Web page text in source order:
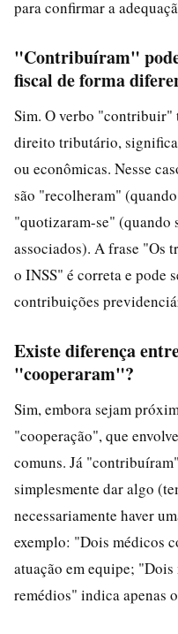
para confirmar a
"Contribuíram"
fiscal de forma
Sim. O verbo "contribuir"
direito tributário,
ou econômicas. Nesse
são "recolheram"
"quotizaram-se" (quando
associados). A frase "Os
o INSS" é correta e pode
contribuições
Existe diferença
"cooperaram"?
Sim, embora sejam
"cooperação", que
comuns. Já
simplesmente dar algo
necessariamente haver
exemplo: "Dois médicos
atuação em equipe;
remédios" indica apenas